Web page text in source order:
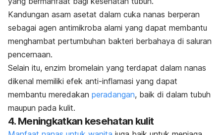
Kandungan asam asetat dalam cuka nanas berperan
sebagai agen antimikroba alami yang dapat membantu
menghambat pertumbuhan bakteri berbahaya di saluran
pencernaan.
Selain itu, enzim bromelain yang terdapat dalam nanas
dikenal memiliki efek anti-inflamasi yang dapat
membantu meredakan peradangan, baik di dalam tubuh
maupun pada kulit.
4. Meningkatkan kesehatan kulit